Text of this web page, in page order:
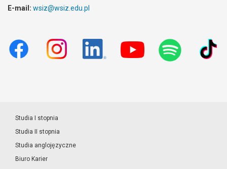
E-mail: wsiz@wsiz.edu.pl
Studia I stopnia
Studia II stopnia
Studia anglojęzyczne
Biuro Karier